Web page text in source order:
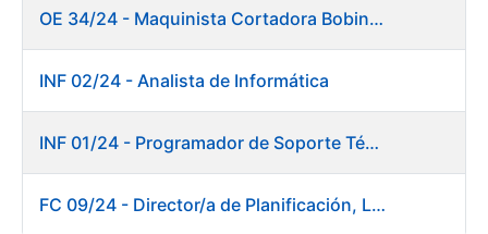
OE 34/24 - Maquinista Cortadora Bobinadora. Fábrica Papel
INF 02/24 - Analista de Informática
INF 01/24 - Programador de Soporte Técnico
FC 09/24 - Director/a de Planificación, Logística y Almacenes